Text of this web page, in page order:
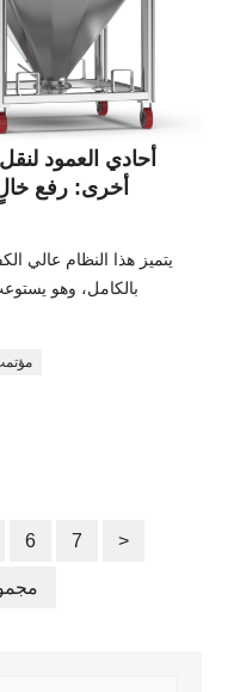
أخرى: رفع
يتميز هذا النظام عالي
بالكامل، وهو
6 7 >
70